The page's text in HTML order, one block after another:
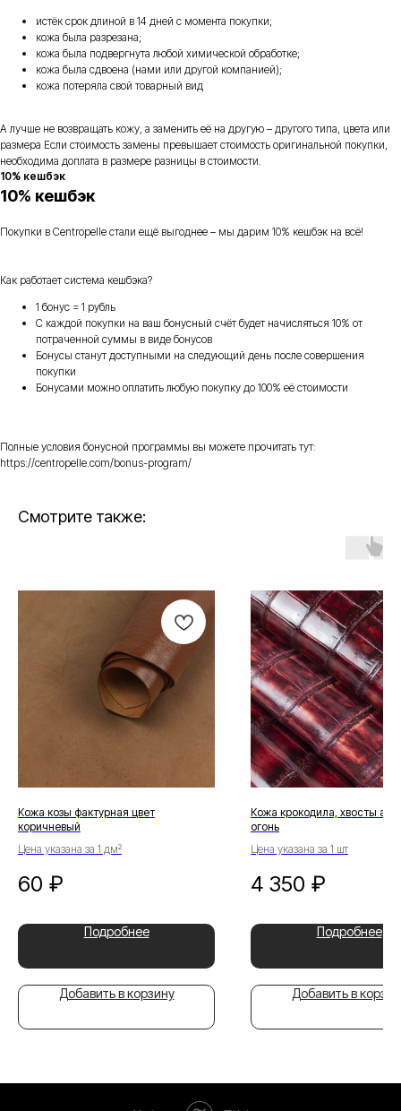
истёк срок длиной в 14 дней с момента покупки;
кожа была разрезана;
кожа была подвергнута любой химической обработке;
кожа была сдвоена (нами или другой компанией);
кожа потеряла свой товарный вид
А лучше не возвращать кожу, а заменить её на другую – другого типа, цвета или
размера Если стоимость замены превышает стоимость оригинальной покупки,
необходима доплата в размере разницы в стоимости.
10% кешбэк
10% кешбэк
Покупки в Centropelle стали ещё выгоднее – мы дарим 10% кешбэк на всё!
Как работает система кешбэка?
1 бонус = 1 рубль
С каждой покупки на ваш бонусный счёт будет начисляться 10% от
потраченной суммы в виде бонусов
Бонусы станут доступными на следующий день после совершения
покупки
Бонусами можно оплатить любую покупку до 100% её стоимости
Полные условия бонусной программы вы можете прочитать тут:
https://centropelle.com/bonus-program/
Смотрите также:
Кожа козы фактурная цвет
коричневый
Цена указана за 1 дм²
60 ₽
Подробнее
Добавить в корзину
Кожа крокодила, хвосты
огонь
Цена указана за 1 шт
4 350 ₽
Подробнее
Добавить в